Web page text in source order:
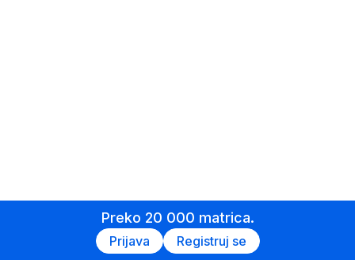
Preko 20 000 matrica.
Prijava Registruj se